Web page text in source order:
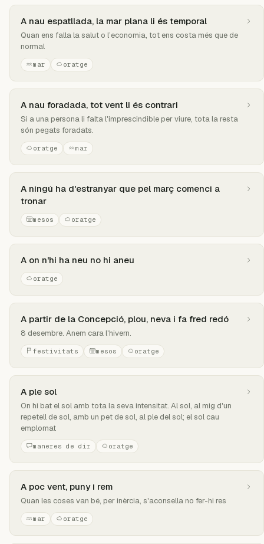
A nau espatllada, la mar plana li és temporal
Quan ens falla la salut o l’economia, tot ens costa més que de
normal
mar oratge
A nau foradada, tot vent li és contrari
Si a una persona li falta l'imprescindible per viure, tota la resta
són pegats foradats.
oratge mar
A ningú ha d'estranyar que pel març comenci a
tronar
mesos oratge
A on n'hi ha neu no hi aneu
oratge
A partir de la Concepció, plou, neva i fa fred redó
8 desembre. Anem cara l'hivern.
festivitats mesos oratge
A ple sol
On hi bat el sol amb tota la seva intensitat. Al sol, al mig d'un
repetell de sol, amb un pet de sol, al ple del sol; el sol cau
emplomat
maneres de dir oratge
A poc vent, puny i rem
Quan les coses van bé, per inèrcia, s'aconsella no fer-hi res
mar oratge